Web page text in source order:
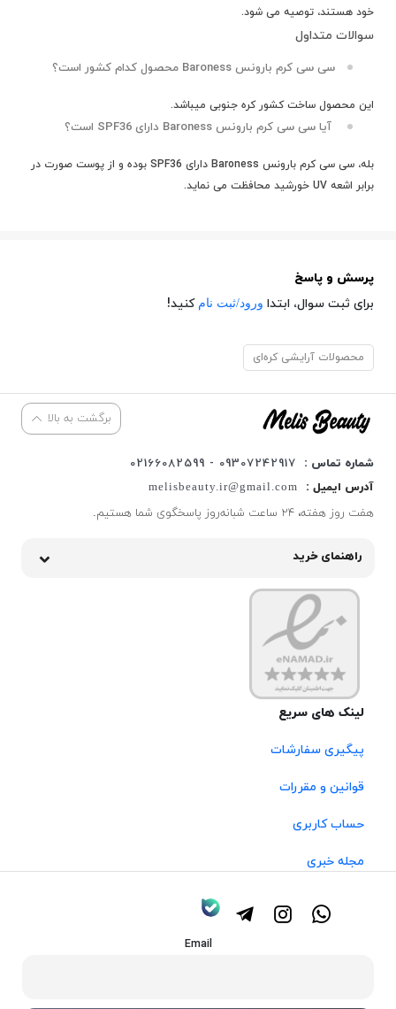
خود هستند، توصیه می شود.
سوالات متداول
سی سی کرم بارونس Baroness محصول کدام کشور است؟
این محصول ساخت کشورکره جنوبی میباشد.
آیا سی سی کرم بارونس Baroness دارای است؟
بله، سی سی کرم بارونس Baroness
دارای SPF36 بوده و از پوست صورت در
برابر اشعه UV خورشید محافظت می نماید.
پرسش و پاسخ
برای ثبت سوال، ابتدا ورود/ثبت نام کنید!
محصولات آرایشی کره‌ای
برگشت به بالا
شماره تماس :
09307242917 - 02166082599
آدرس ایمیل :
melisbeauty.ir@gmail.com
هفت روز هفته، ۲۴ ساعت شبانه‌روز پاسخگوی شما هستیم.
راهنمای خرید
لینک های سریع
پیگیری سفارشات
قوانین و مقررات
حساب کاربری
مجله خبری
Email